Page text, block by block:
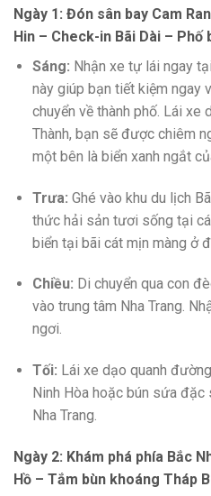
Ngày 1: Đón sân bay Cam
Hin – Check-in Bãi Dài – Phố
Sáng: Nhận xe tự lái ngay
này giúp bạn tiết kiệm ngay
chuyển về thành phố. Lái
Thành, bạn sẽ được chiêm
một bên là biển xanh ngắt
Trưa: Ghé vào khu du lịch
thức hải sản tươi sống tại
biển tại bãi cát mịn màng ở
Chiều: Di chuyển qua con
vào trung tâm Nha Trang.
ngơi.
Tối: Lái xe dạo quanh
Ninh Hòa hoặc bún sứa
Nha Trang.
Ngày 2: Khám phá phía Bắc
Hồ – Tắm bùn khoáng Tháp